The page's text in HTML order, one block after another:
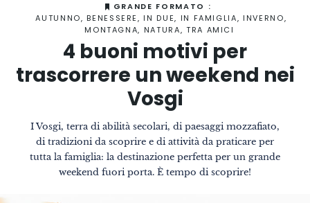
GRANDE FORMATO :
AUTUNNO, BENESSERE, IN DUE, IN FAMIGLIA, INVERNO,
MONTAGNA, NATURA, TRA AMICI
4 buoni motivi per
trascorrere un weekend nei
Vosgi
I Vosgi, terra di abilità secolari, di paesaggi mozzafiato,
di tradizioni da scoprire e di attività da praticare per
tutta la famiglia: la destinazione perfetta per un grande
weekend fuori porta. È tempo di scoprire!